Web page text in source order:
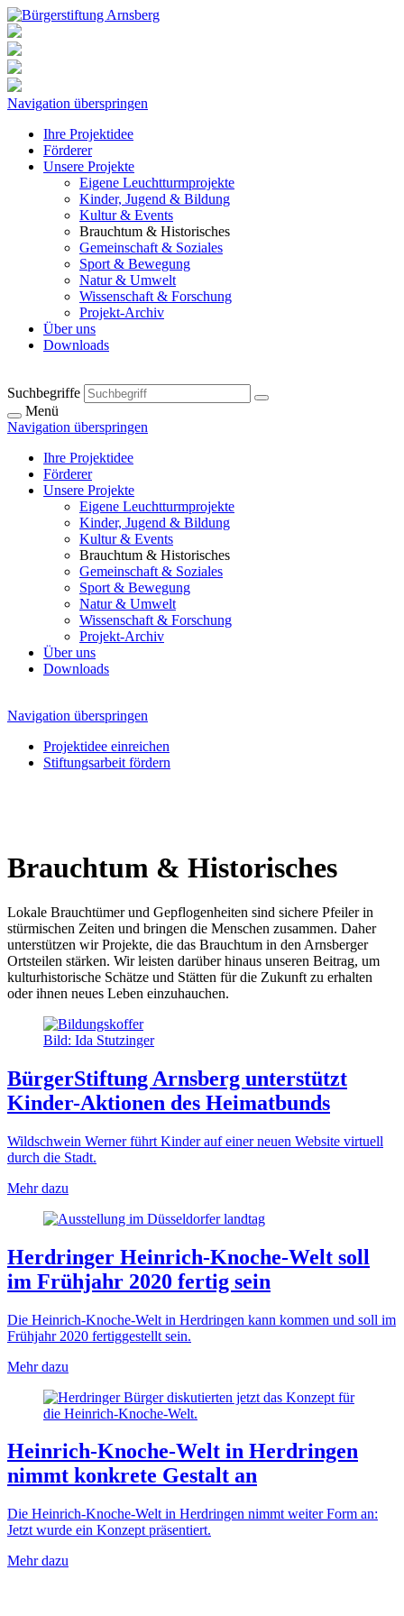
Navigation überspringen
Ihre Projektidee
Förderer
Unsere Projekte
Eigene Leuchtturmprojekte
Kinder, Jugend & Bildung
Kultur & Events
Brauchtum & Historisches
Gemeinschaft & Soziales
Sport & Bewegung
Natur & Umwelt
Wissenschaft & Forschung
Projekt-Archiv
Über uns
Downloads
Suchbegriffe
Menü
Navigation überspringen
Ihre Projektidee
Förderer
Unsere Projekte
Eigene Leuchtturmprojekte
Kinder, Jugend & Bildung
Kultur & Events
Brauchtum & Historisches
Gemeinschaft & Soziales
Sport & Bewegung
Natur & Umwelt
Wissenschaft & Forschung
Projekt-Archiv
Über uns
Downloads
Navigation überspringen
Projektidee einreichen
Stiftungsarbeit fördern
Brauchtum & Historisches
Lokale Brauchtümer und Gepflogenheiten sind sichere Pfeiler in
stürmischen Zeiten und bringen die Menschen zusammen. Daher
unterstützen wir Projekte, die das Brauchtum in den Arnsberger
Ortsteilen stärken. Wir leisten darüber hinaus unseren Beitrag, um
kulturhistorische Schätze und Stätten für die Zukunft zu erhalten
oder ihnen neues Leben einzuhauchen.
Bild: Ida Stutzinger
BürgerStiftung Arnsberg unterstützt
Kinder-Aktionen des Heimatbunds
Wildschwein Werner führt Kinder auf einer neuen Website virtuell
durch die Stadt.
Mehr dazu
Herdringer Heinrich-Knoche-Welt soll
im Frühjahr 2020 fertig sein
Die Heinrich-Knoche-Welt in Herdringen kann kommen und soll im
Frühjahr 2020 fertiggestellt sein.
Mehr dazu
Heinrich-Knoche-Welt in Herdringen
nimmt konkrete Gestalt an
Die Heinrich-Knoche-Welt in Herdringen nimmt weiter Form an:
Jetzt wurde ein Konzept präsentiert.
Mehr dazu